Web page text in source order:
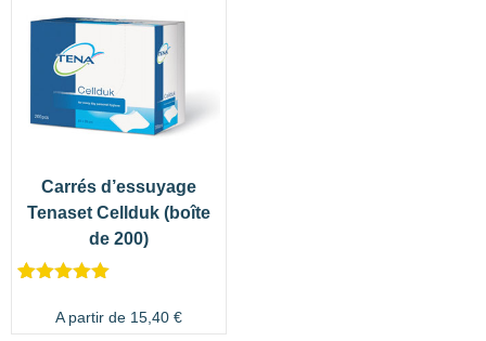
Carrés d’essuyage
Tenaset Cellduk (boîte
de 200)
sur 5
basé sur
A partir de 15,40 €